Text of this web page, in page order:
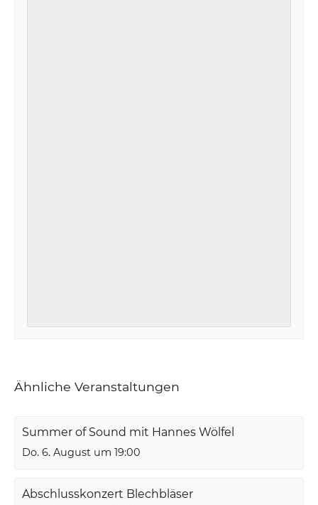
Ähnliche Veranstaltungen
Summer of Sound mit Hannes Wölfel
Do. 6. August um 19:00
Abschlusskonzert Blechbläser